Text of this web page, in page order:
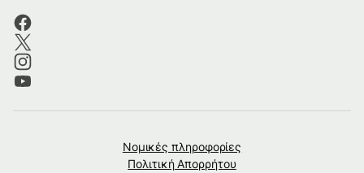
Νομικές πληροφορίες
Πολιτική Απορρήτου